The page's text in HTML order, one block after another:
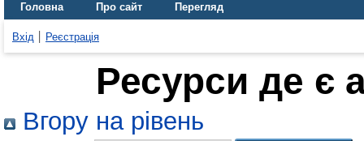
Головна Про сайт Перегляд
Вхід Реєстрація
Ресурси де є
Вгору на рівень